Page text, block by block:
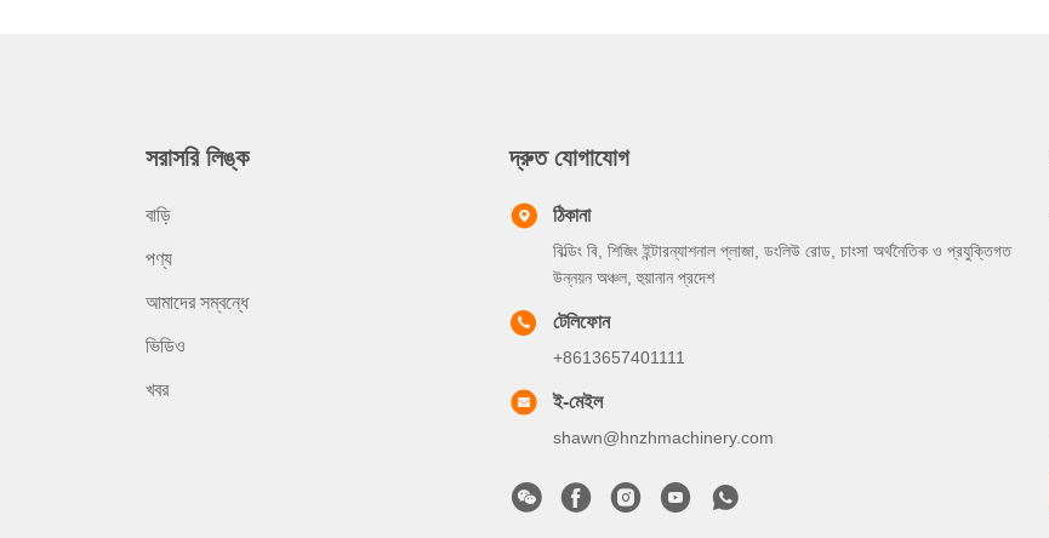
সরাসরি লিঙ্ক
বাড়ি
পণ্য
আমাদের সম্বন্ধে
ভিডিও
খবর
দ্রুত যোগাযোগ
ঠিকানা
বিল্ডিং বি, শিজিং ইন্টারন্যাশনাল প্লাজা, ডংলিউ রোড, চাংসা অর্থনৈতিক ও প্রযুক্তিগত
উন্নয়ন অঞ্চল, হুয়ানান প্রদেশ
টেলিফোন
+8613657401111
ই-মেইল
shawn@hnzhmachinery.com